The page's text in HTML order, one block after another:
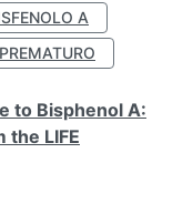
A
to Bisphenol A:
the LIFE